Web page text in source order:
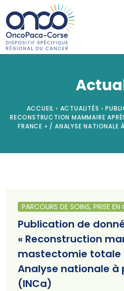
ACCUEIL › ACTUALITÉS ›
RECONSTRUCTION MAMMAIRE
FRANCE » / ANALYSE NATIONALE
PARCOURS DE SOINS, PRISE EN
Publication de
« Reconstruction
mastectomie totale
Analyse nationale à
(INCa)
Panneau de gestion des cookies